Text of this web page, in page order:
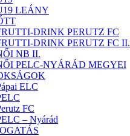
LEÁNY
DRINK PERUTZ FC
DRINK PERUTZ FC II.
NB II.
PELC-NYÁRÁD MEGYEI
ELC
FC
– Nyárád